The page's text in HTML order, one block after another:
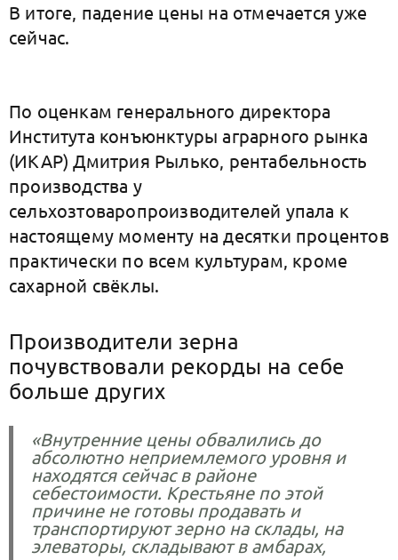
В итоге, падение цены на отмечается уже
сейчас.
По оценкам генерального директора
Института конъюнктуры аграрного рынка
(ИКАР) Дмитрия Рылько, рентабельность
производства у
сельхозтоваропроизводителей упала к
настоящему моменту на десятки процентов
практически по всем культурам, кроме
сахарной свёклы.
Производители зерна
почувствовали рекорды на себе
больше других
«Внутренние цены обвалились до
абсолютно неприемлемого уровня и
находятся сейчас в районе
себестоимости. Крестьяне по этой
причине не готовы продавать и
транспортируют зерно на склады, на
элеваторы, складывают в амбарах,